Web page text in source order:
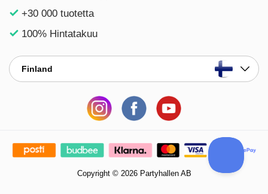
+30 000 tuotetta
100% Hintatakuu
Finland
Copyright © 2026 Partyhallen AB